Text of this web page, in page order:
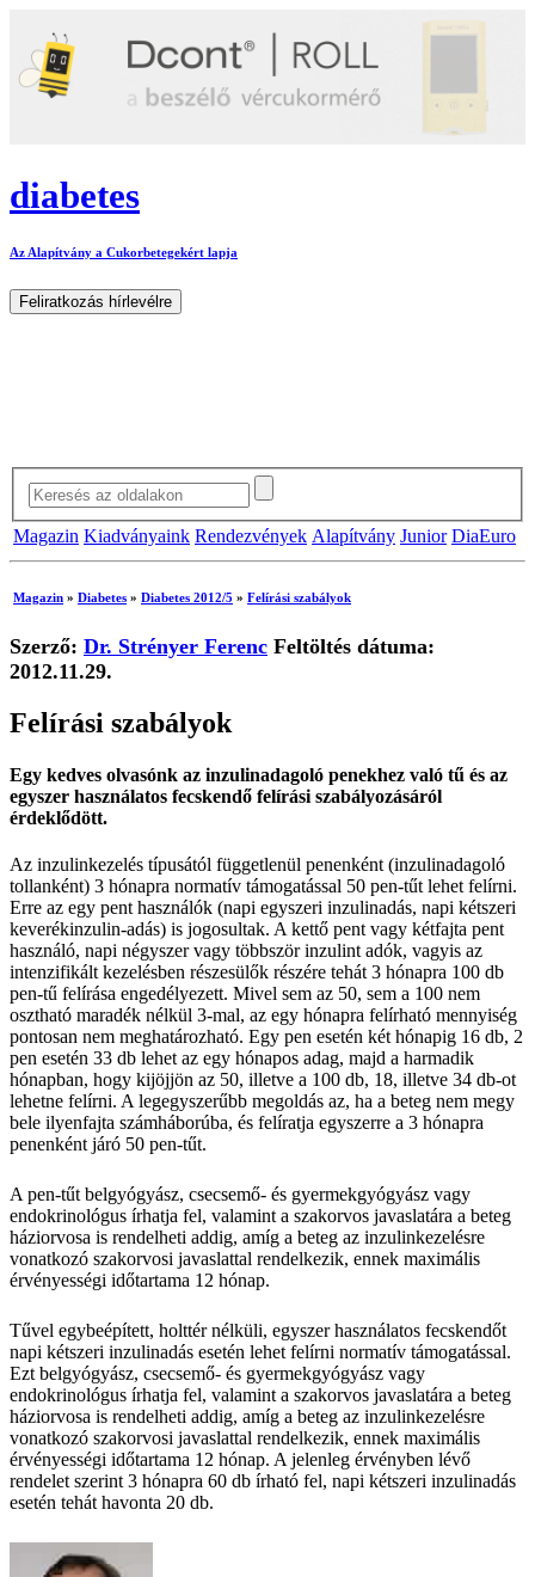
diabetes
Az Alapítvány a Cukorbetegekért lapja
Magazin Kiadványaink Rendezvények Alapítvány Junior DiaEuro
Magazin » Diabetes » Diabetes 2012/5 » Felírási szabályok
Szerző: Dr. Strényer Ferenc Feltöltés dátuma:
2012.11.29.
Felírási szabályok
Egy kedves olvasónk az inzulinadagoló penekhez való tű és az
egyszer használatos fecskendő felírási szabályozásáról
érdeklődött.
Az inzulinkezelés típusától függetlenül penenként (inzulinadagoló
tollanként) 3 hónapra normatív támogatással 50 pen-tűt lehet felírni.
Erre az egy pent használók (napi egyszeri inzulinadás, napi kétszeri
keverékinzulin-adás) is jogosultak. A kettő pent vagy kétfajta pent
használó, napi négyszer vagy többször inzulint adók, vagyis az
intenzifikált kezelésben részesülők részére tehát 3 hónapra 100 db
pen-tű felírása engedélyezett. Mivel sem az 50, sem a 100 nem
osztható maradék nélkül 3-mal, az egy hónapra felírható mennyiség
pontosan nem meghatározható. Egy pen esetén két hónapig 16 db, 2
pen esetén 33 db lehet az egy hónapos adag, majd a harmadik
hónapban, hogy kijöjjön az 50, illetve a 100 db, 18, illetve 34 db-ot
lehetne felírni. A legegyszerűbb megoldás az, ha a beteg nem megy
bele ilyenfajta számháborúba, és felíratja egyszerre a 3 hónapra
penenként járó 50 pen-tűt.
A pen-tűt belgyógyász, csecsemő- és gyermekgyógyász vagy
endokrinológus írhatja fel, valamint a szakorvos javaslatára a beteg
háziorvosa is rendelheti addig, amíg a beteg az inzulinkezelésre
vonatkozó szakorvosi javaslattal rendelkezik, ennek maximális
érvényességi időtartama 12 hónap.
Tűvel egybeépített, holttér nélküli, egyszer használatos fecskendőt
napi kétszeri inzulinadás esetén lehet felírni normatív támogatással.
Ezt belgyógyász, csecsemő- és gyermekgyógyász vagy
endokrinológus írhatja fel, valamint a szakorvos javaslatára a beteg
háziorvosa is rendelheti addig, amíg a beteg az inzulinkezelésre
vonatkozó szakorvosi javaslattal rendelkezik, ennek maximális
érvényességi időtartama 12 hónap. A jelenleg érvényben lévő
rendelet szerint 3 hónapra 60 db írható fel, napi kétszeri inzulinadás
esetén tehát havonta 20 db.